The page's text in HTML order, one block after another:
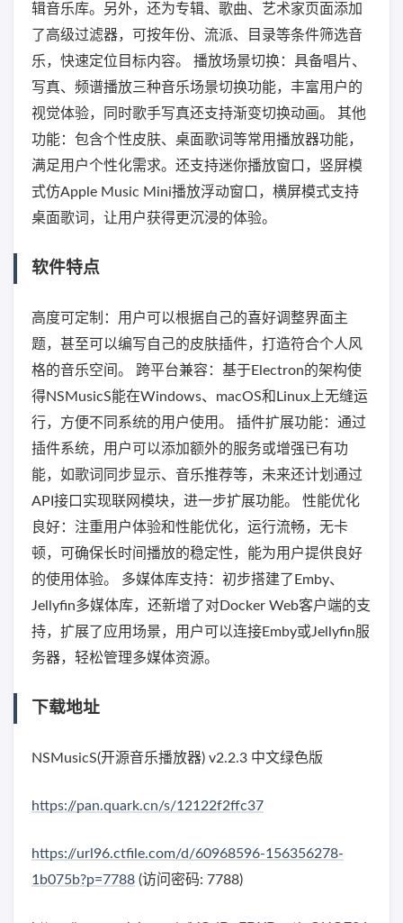
辑音乐库。另外，还为专辑、歌曲、艺术家页面添加
了高级过滤器，可按年份、流派、目录等条件筛选音
乐，快速定位目标内容。 播放场景切换：具备唱片、
写真、频谱播放三种音乐场景切换功能，丰富用户的
视觉体验，同时歌手写真还支持渐变切换动画。 其他
功能：包含个性皮肤、桌面歌词等常用播放器功能，
满足用户个性化需求。还支持迷你播放窗口，竖屏模
式仿Apple Music Mini播放浮动窗口，横屏模式支持
桌面歌词，让用户获得更沉浸的体验。
软件特点
高度可定制：用户可以根据自己的喜好调整界面主
题，甚至可以编写自己的皮肤插件，打造符合个人风
格的音乐空间。 跨平台兼容：基于Electron的架构使
得NSMusicS能在Windows、macOS和Linux上无缝运
行，方便不同系统的用户使用。 插件扩展功能：通过
插件系统，用户可以添加额外的服务或增强已有功
能，如歌词同步显示、音乐推荐等，未来还计划通过
API接口实现联网模块，进一步扩展功能。 性能优化
良好：注重用户体验和性能优化，运行流畅，无卡
顿，可确保长时间播放的稳定性，能为用户提供良好
的使用体验。 多媒体库支持：初步搭建了Emby、
Jellyfin多媒体库，还新增了对Docker Web客户端的支
持，扩展了应用场景，用户可以连接Emby或Jellyfin服
务器，轻松管理多媒体资源。
下载地址
NSMusicS(开源音乐播放器) v2.2.3 中文绿色版
https://pan.quark.cn/s/12122f2ffc37
https://url96.ctfile.com/d/60968596-156356278-
1b075b?p=7788 (访问密码: 7788)